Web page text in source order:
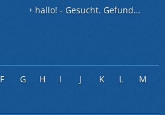
hallo! - Gesucht. Gefunden.
F G H I J K L M